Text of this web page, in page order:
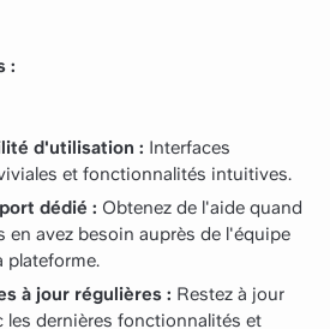
:
d'utilisation : Interfaces
et fonctionnalités intuitives.
dédié : Obtenez de l'aide quand
en avez besoin auprès de l'équipe
plateforme.
à jour régulières : Restez à jour
les dernières fonctionnalités et